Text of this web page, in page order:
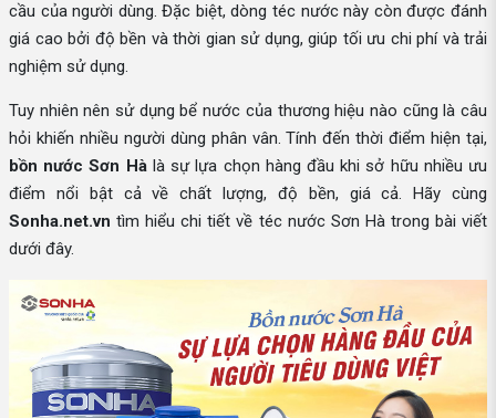
cầu của người dùng. Đặc biệt, dòng téc nước này còn được đánh
giá cao bởi độ bền và thời gian sử dụng, giúp tối ưu chi phí và trải
nghiệm sử dụng.
Tuy nhiên nên sử dụng bể nước của thương hiệu nào cũng là câu
hỏi khiến nhiều người dùng phân vân. Tính đến thời điểm hiện tại,
bồn nước Sơn Hàlà sự lựa chọn hàng đầu khi sở hữu nhiều ưu
điểm nổi bật cả về chất lượng, độ bền, giá cả. Hãy cùng
Sonha.net.vn tìm hiểu chi tiết về téc nước Sơn Hà trong bài viết
dưới đây.